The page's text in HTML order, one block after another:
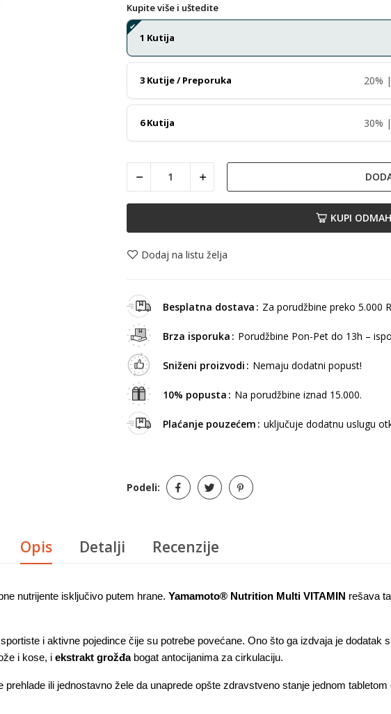
Kupite više i uštedite
1 Kutija
3 Kutije / Preporuka 20%
6 Kutija 30%
KUPI ODMAH
Dodaj na listu želja
Besplatna dostava Za porudžbine preko 5.000
Brza isporuka Porudžbine Pon-Pet do 13h –
Sniženi proizvodi Nemaju dodatni popust!
10% popusta Na porudžbine iznad 15.000.
Plaćanje pouzećem uključuje dodatnu uslugu
Podeli:
Opis Detalji Recenzije
nutrijente isključivo putem hrane. Yamamoto® Nutrition Multi VITAMIN rešava
i aktivne pojedince čije su potrebe povećane. Ono što ga izdvaja je dodatak
i kose, i ekstrakt grožđa bogat antocijanima za cirkulaciju.
ili jednostavno žele da unaprede opšte zdravstveno stanje jednom tabletom